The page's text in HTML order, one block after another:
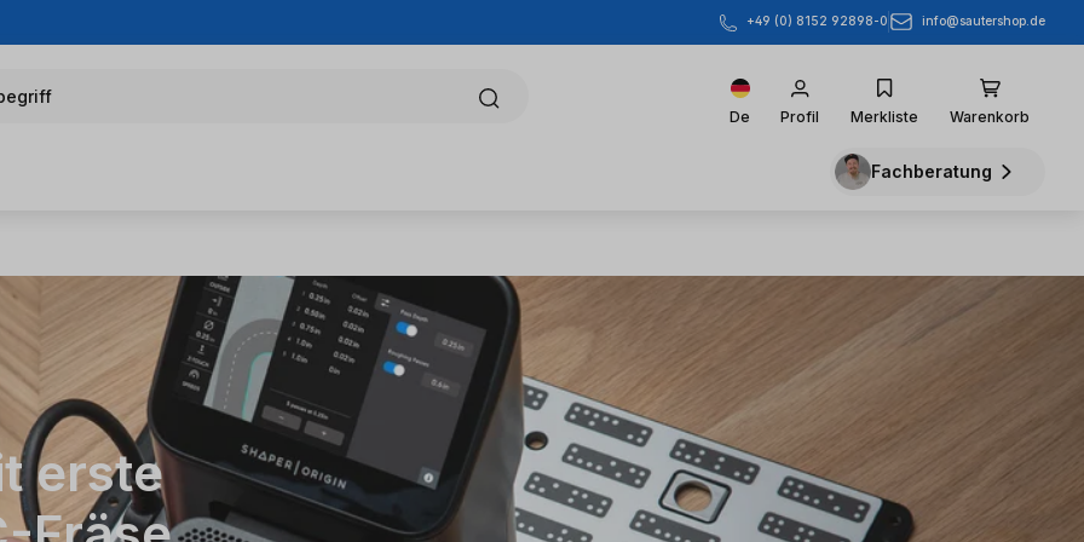
+49 (0) 8152 92898-0 info@sautershop.de
De Profil Merkliste Warenkorb
Fachberatung
erste